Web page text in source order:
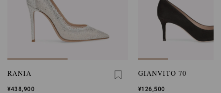
RANIA
¥438,900
GIANVITO 70
¥126,500